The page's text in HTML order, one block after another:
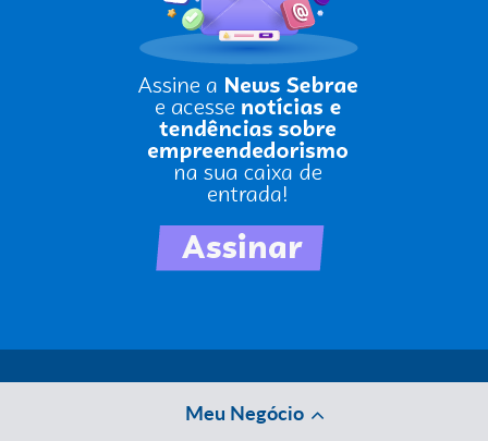
Meu Negócio